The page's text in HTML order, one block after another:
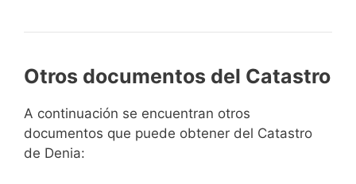
Otros documentos del Catastro
A continuación se encuentran otros
documentos que puede obtener del Catastro
de Denia: